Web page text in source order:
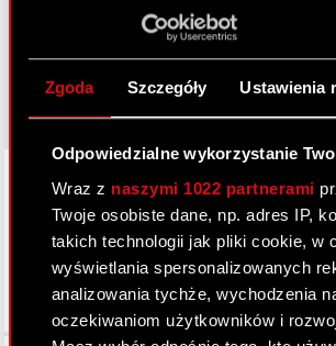
Zgoda Szczegóły Ustawienia
Odpowiedzialne wykorzystanie
Wraz z naszymi 1022 partnerami
Twoje osobiste dane, np. adres IP,
takich technologii jak pliki cookie, w
wyświetlania spersonalizowanych
analizowania tychże, wychodzenia
oczekiwaniom użytkowników i
7 stycznia 2008
PDF Powołanie prokurenta